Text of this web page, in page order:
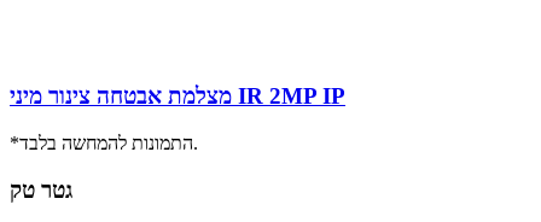
מצלמת אבטחה צינור מיני IR 2MP IP
*התמונות להמחשה בלבד.
גטר טק